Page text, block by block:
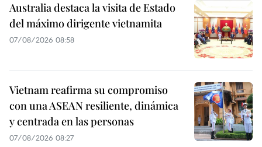
Australia destaca la visita de Estado
del máximo dirigente vietnamita
07/08/2026 08:58
Vietnam reafirma su compromiso
con una ASEAN resiliente, dinámica
y centrada en las personas
07/08/2026 08:27